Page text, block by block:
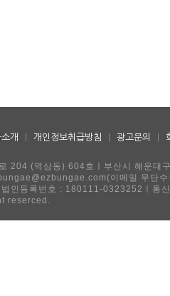
개 개인정보취급방침 광고문의
204 (역삼동) 604호ㅣ부산시 해운
이메일 무단수
인등록번호 : 180111-0323252ㅣ통
reserced.